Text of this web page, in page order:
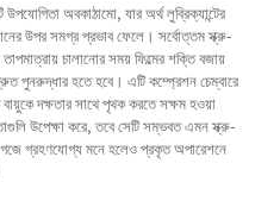
অবকাঠামো, যার অর্থ লুব্রিক্যান্টের
উপর সমগ্র প্রভাব ফেলে। সর্বোত্তম স্ক্রু-
চালানোর সময় ফিল্মের শক্তি বজায়
পুনরুদ্ধার হতে হবে। এটি কম্প্রেশন চেম্বারে
দক্ষতার সাথে পৃথক করতে সক্ষম হওয়া
উপেক্ষা করে, তবে সেটি সম্ভবত এমন স্ক্রু-
গ্রহণযোগ্য মনে হলেও প্রকৃত অপারেশনে